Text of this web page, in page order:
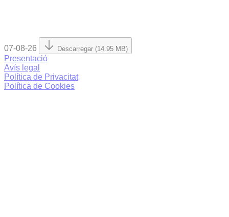
07-08-26 Descarregar (14.95 MB)
Presentació
Avís legal
Política de Privacitat
Política de Cookies